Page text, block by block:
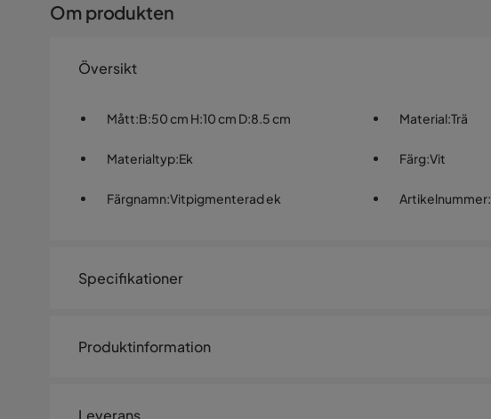
Om produkten
Översikt
Mått:B:50 cm H:10 cm D:8.5 cm Material:Trä
Materialtyp:Ek Färg:Vit
Färgnamn:Vitpigmenterad ek Artikelnummer:
Specifikationer
Storlek
Produktinformation
Leverans